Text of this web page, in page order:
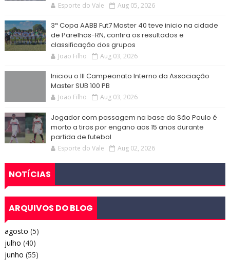
Esporte do Vale Aug 05, 2026
3ª Copa AABB Fut7 Master 40 teve inicio na cidade
de Parelhas-RN, confira os resultados e
classificação dos grupos
Joao Filho Aug 03, 2026
Iniciou o III Campeonato Interno da Associação
Master SUB 100 PB
Joao Filho Aug 03, 2026
Jogador com passagem na base do São Paulo é
morto a tiros por engano aos 15 anos durante
partida de futebol
Esporte do Vale Aug 02, 2026
NOTÍCIAS
ARQUIVOS DO BLOG
agosto (5)
julho (40)
junho (55)